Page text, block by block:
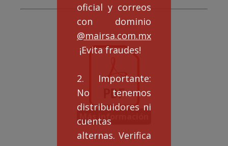
oficial y correos
con dominio
@mairsa.com.mx
¡Evita fraudes!
2. Importante:
No tenemos
distribuidores ni
cuentas
alternas. Verifica
Más información